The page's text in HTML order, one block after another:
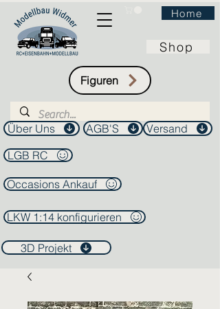
Home
Shop
Figuren
Über Uns AGB'S
Versand
LGB RC
Occasions Ankauf
LKW 1:14 konfigurieren
3D Projekt